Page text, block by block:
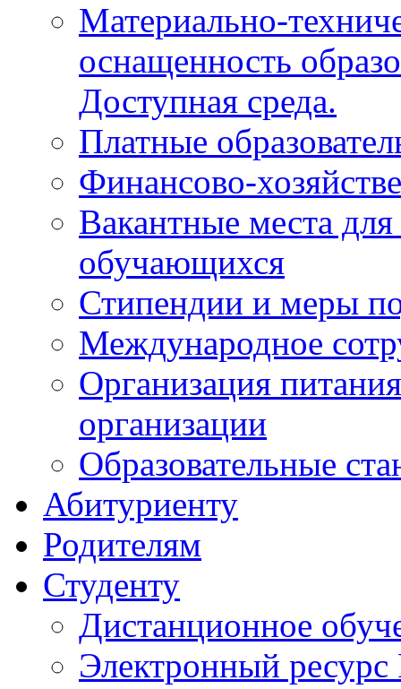
Материально-
оснащенность
Доступная среда.
Платные
Финансово-
Вакантные места
обучающихся
Стипендии и меры
Международное
Организация
организации
Образовательные
Абитуриенту
Родителям
Студенту
Дистанционное
Электронный ресурс